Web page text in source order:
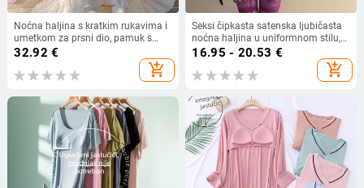
Noćna haljina s kratkim rukavima i
umetkom za prsni dio, pamuk s
teksturom oblaka, jednobojna,
32.92 €
add_shopping_cart
Seksi čipkasta satenska ljubičasta
noćna haljina u uniformnom stilu,
push-up efekt, donje rublje za
16.95 - 20.53 €
add_shopping_cart